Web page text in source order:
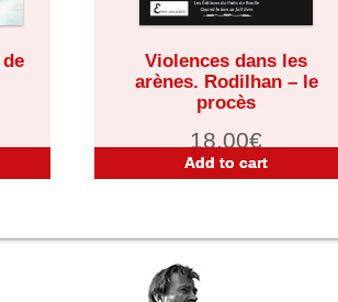
Violences dans les
arènes. Rodilhan – le
procès
18,00€
Add to cart